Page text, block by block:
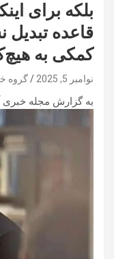
بلکه برای
قاعده
کمکی به
نوامبر 5, 2025 گروه
به گزارش مجله خبری